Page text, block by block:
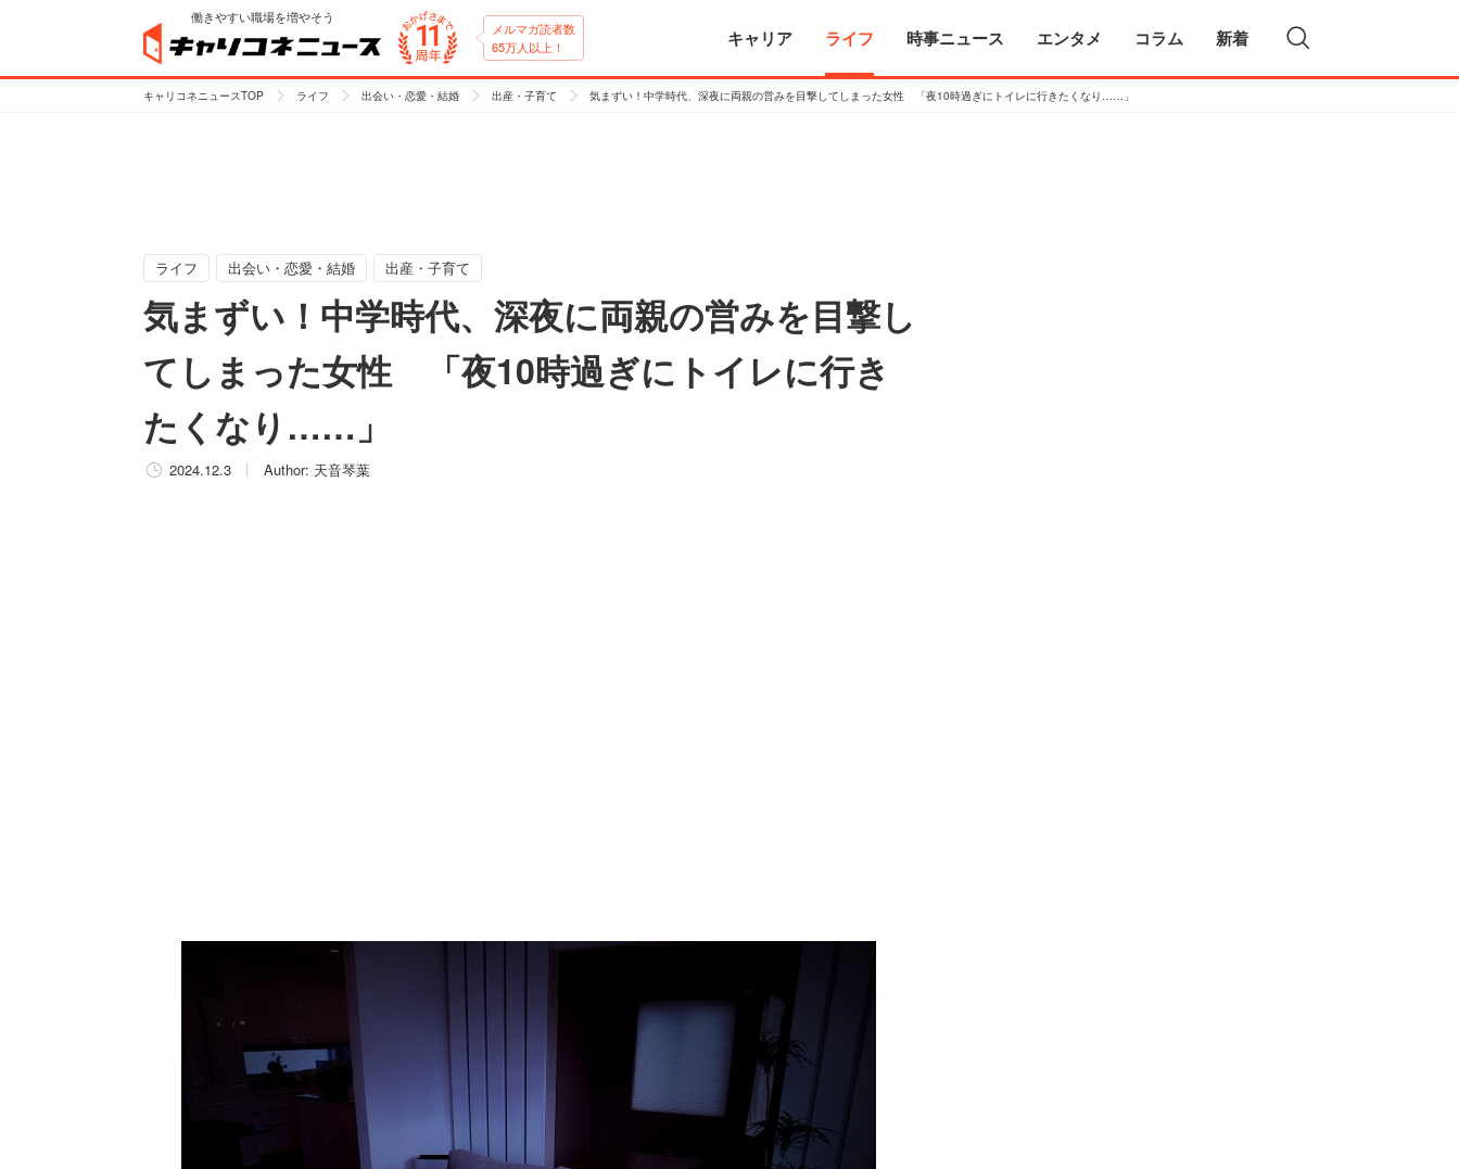
働きやすい職場を増やそう
メルマガ読者数
65万人以上！
キャリア ライフ 時事ニュース エンタメ コラム 新着
キャリコネニュースTOP ライフ 出会い・恋愛・結婚 出産・子育て 気まずい！中学時代、深夜に両親の営みを目撃してしまった女性 「夜10時過ぎにトイレに行きたくなり……」
ライフ 出会い・恋愛・結婚 出産・子育て
気まずい！中学時代、深夜に両親の営みを目撃し
てしまった女性 「夜10時過ぎにトイレに行き
たくなり……」
2024.12.3 Author: 天音琴葉